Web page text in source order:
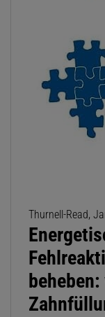
Thurnell-Read,